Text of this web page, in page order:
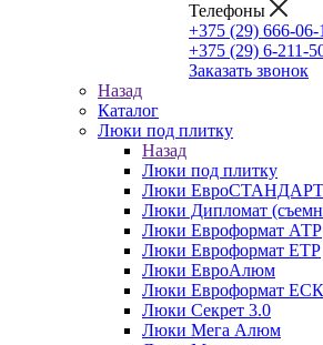
Телефоны
+375 (29) 666-06-
+375 (29) 6-211-
Заказать звонок
Назад
Каталог
Люки под плитку
Назад
Люки под плитку
Люки ЕвроСТАНДАРТ
Люки Дипломат
Люки Евроформат АТР
Люки Евроформат ЕТР
Люки ЕвроАлюм
Люки Евроформат
Люки Секрет 3.0
Люки Мега Алюм